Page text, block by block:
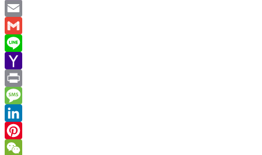
WhatsApp
Email
Gmail
Line
Yahoo
Mail
Print
Message
LinkedIn
Pinterest